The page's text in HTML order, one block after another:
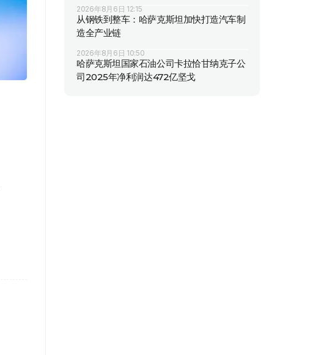
2026年8月6日 12:15
从钢铁到整车：哈萨克斯坦加快打造汽车制
造全产业链
2026年8月6日 10:50
哈萨克斯坦国家石油公司卡拉恰甘纳克子公
司2025年净利润达472亿坚戈